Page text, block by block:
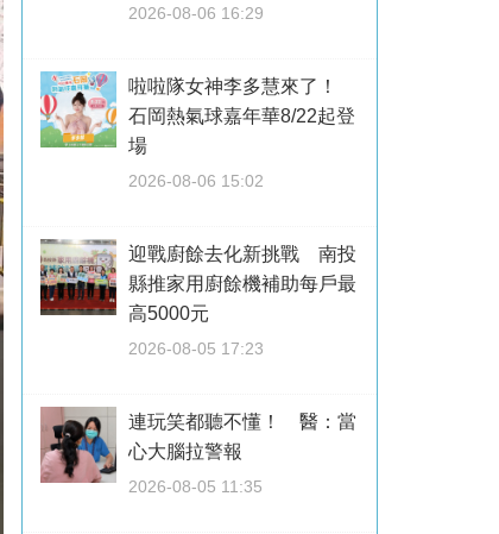
2026-08-06 16:29
啦啦隊女神李多慧來了！
石岡熱氣球嘉年華8/22起登
場
2026-08-06 15:02
迎戰廚餘去化新挑戰 南投
縣推家用廚餘機補助每戶最
高5000元
2026-08-05 17:23
連玩笑都聽不懂！ 醫：當
心大腦拉警報
2026-08-05 11:35